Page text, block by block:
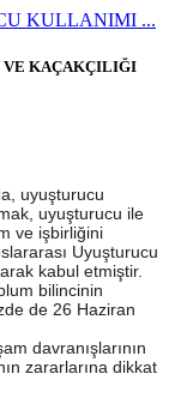
KULLANIMI ...
VE KAÇAKÇILIĞI
uyuşturucu
uyuşturucu ile
ve işbirliğini
Uyuşturucu
kabul etmiştir.
bilincinin
de 26 Haziran
davranışlarının
zararlarına dikkat